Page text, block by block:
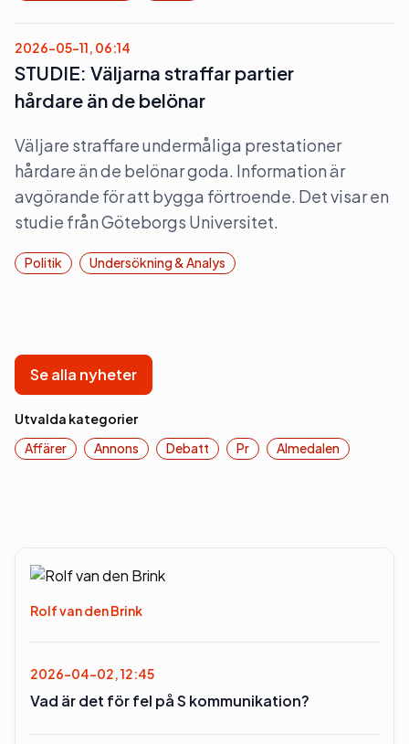
2026-05-11, 06:14
STUDIE: Väljarna straffar partier
hårdare än de belönar
Väljare straffare undermåliga prestationer
hårdare än de belönar goda. Information är
avgörande för att bygga förtroende. Det visar en
studie från Göteborgs Universitet.
Politik Undersökning & Analys
Se alla nyheter
Utvalda kategorier
Affärer
Annons Debatt Pr Almedalen
Rolf van den Brink
2026-04-02, 12:45
Vad är det för fel på S kommunikation?